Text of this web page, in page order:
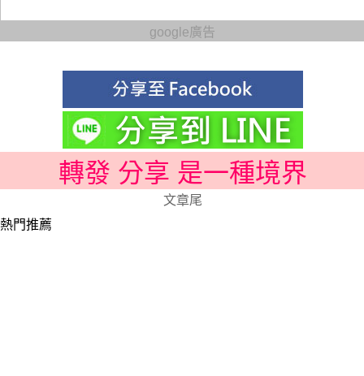
google廣告
轉發 分享 是一種境界
文章尾
熱門推薦